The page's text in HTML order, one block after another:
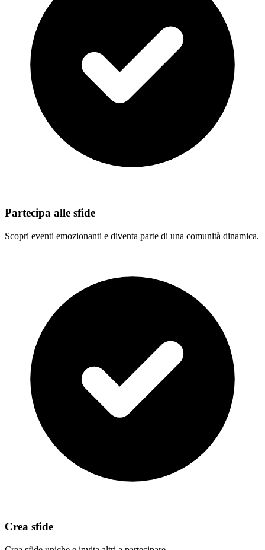
Partecipa alle sfide
Scopri eventi emozionanti e diventa parte di una comunità dinamica.
Crea sfide